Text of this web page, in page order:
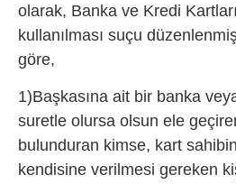
olarak, Banka ve Kredi
kullanılması suçu
göre,
1)Başkasına ait bir banka
suretle olursa olsun ele
bulunduran kimse, kart
kendisine verilmesi gereken